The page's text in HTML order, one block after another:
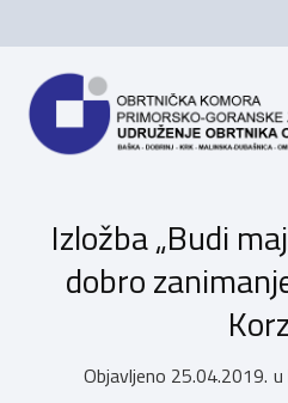
Izložba „Budi
dobro
Objavljeno 25.04.2019.